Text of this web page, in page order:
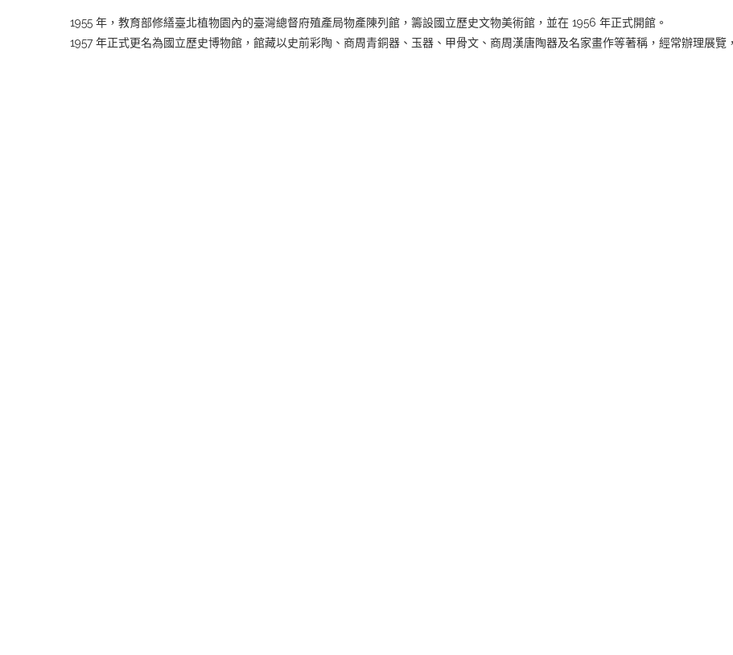
1955 年，教育部修繕臺北植物園內的臺灣總督府殖產局物產陳列館，籌設國立歷史文物美術館，並在 1956 年正式開館。
1957 年正式更名為國立歷史博物館，館藏以史前彩陶、商周青銅器、玉器、甲骨文、商周漢唐陶器及名家畫作等著稱，經常辦理展覽